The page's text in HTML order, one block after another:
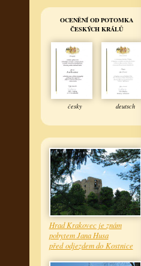
OCENĚNÍ OD POTOMKA
ČESKÝCH KRÁLŮ
česky deutsch
Hrad Krakovec je znám
pobytem Jana Husa
před odjezdem do Kostnice